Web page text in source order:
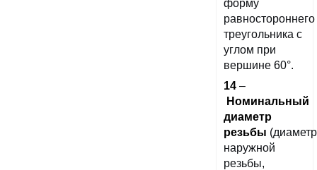
форму
равностороннего
треугольника с
углом при
вершине 60°.
14 –
Номинальный
диаметр
резьбы (диаметр
наружной
резьбы,